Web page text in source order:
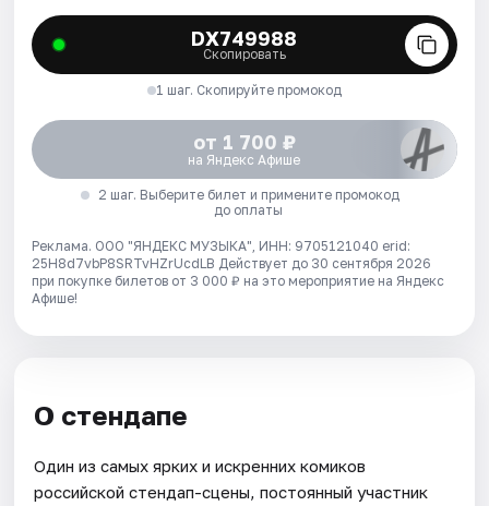
DX749988
Скопировать
1 шаг. Скопируйте промокод
от 1 700 ₽
на Яндекс Афише
2 шаг. Выберите билет и примените промокод
до оплаты
Реклама. ООО "ЯНДЕКС МУЗЫКА", ИНН: 9705121040 erid:
25H8d7vbP8SRTvHZrUcdLB Действует до 30 сентября 2026
при покупке билетов от 3 000 ₽ на это мероприятие на Яндекс
Афише!
О стендапе
Один из самых ярких и искренних комиков
российской стендап-сцены, постоянный участник